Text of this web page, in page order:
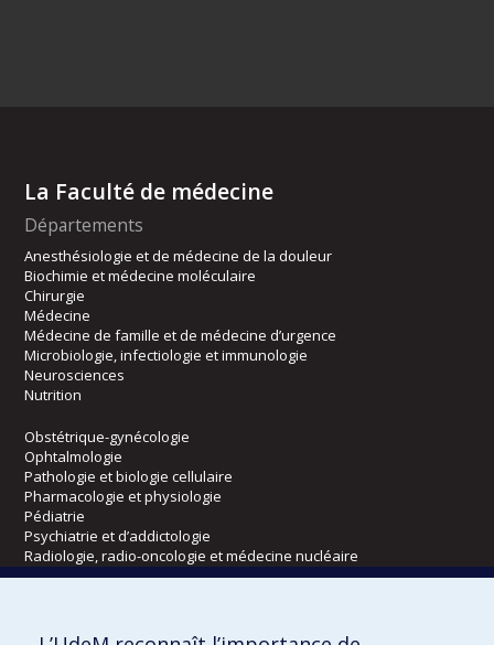
La Faculté de médecine
Départements
Anesthésiologie et de médecine de la douleur
Biochimie et médecine moléculaire
Chirurgie
Médecine
Médecine de famille et de médecine d’urgence
Microbiologie, infectiologie et immunologie
Neurosciences
Nutrition
Obstétrique-gynécologie
Ophtalmologie
Pathologie et biologie cellulaire
Pharmacologie et physiologie
Pédiatrie
Psychiatrie et d’addictologie
Radiologie, radio-oncologie et médecine nucléaire